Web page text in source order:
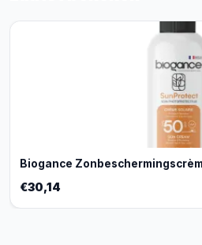
Biogance
€30,14